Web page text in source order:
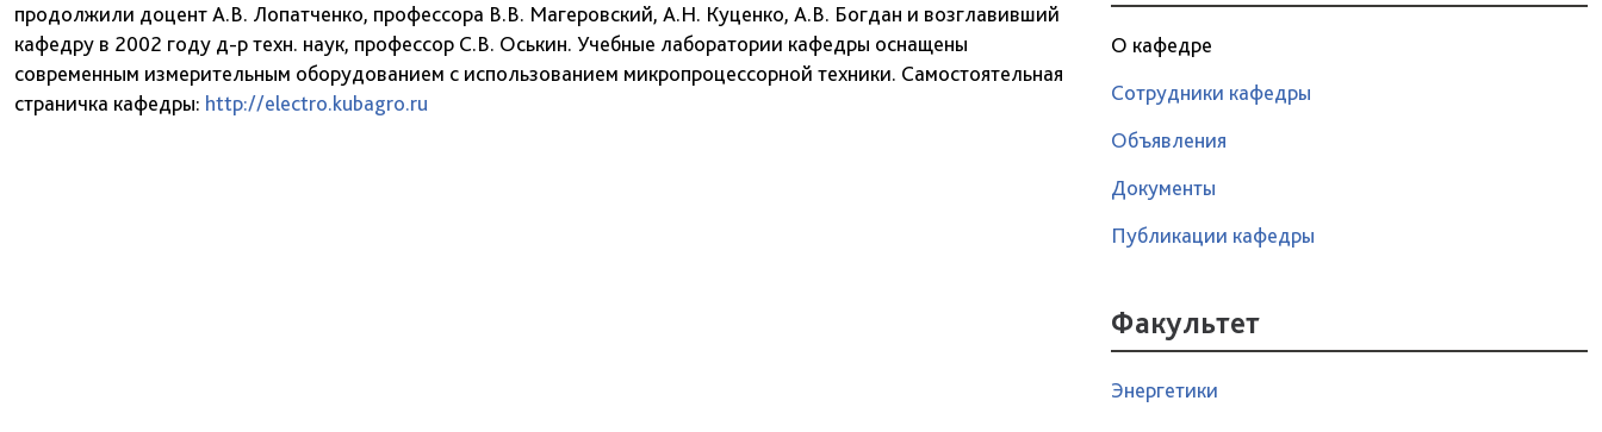
продолжили доцент А.В. Лопатченко, профессора В.В. Магеровский, А.Н. Куценко, А.В. Богдан и возглавивший
кафедру в 2002 году д-р техн. наук, профессор С.В. Оськин. Учебные лаборатории кафедры оснащены
современным измерительным оборудованием с использованием микропроцессорной техники. Самостоятельная
страничка кафедры: http://electro.kubagro.ru
О кафедре
Сотрудники кафедры
Объявления
Документы
Публикации кафедры
Факультет
Энергетики